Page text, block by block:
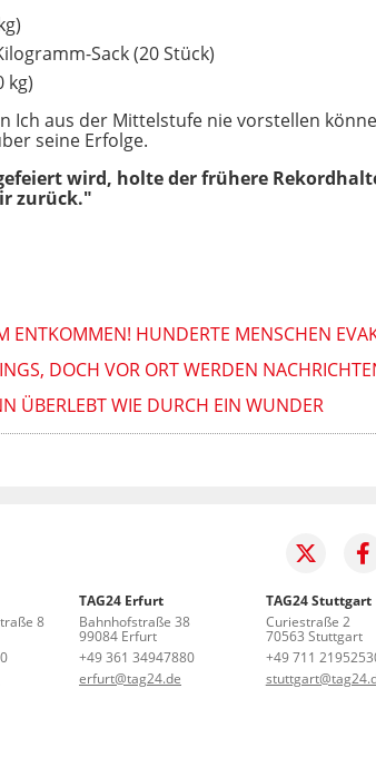
Sack (20 Stück)
kg)
Ich aus der Mittelstufe nie vorstellen
seine Erfolge.
wird, holte der frühere
zurück."
HUNDERTE MENSCHEN
DOCH VOR ORT WERDEN
ÜBERLEBT WIE DURCH EIN WUNDER
8
TAG24 Erfurt
Bahnhofstraße 38
99084 Erfurt
+49 361 34947880
erfurt@tag24.de
TAG24 Stuttgart
Curiestraße 2
70563 Stuttgart
+49 711